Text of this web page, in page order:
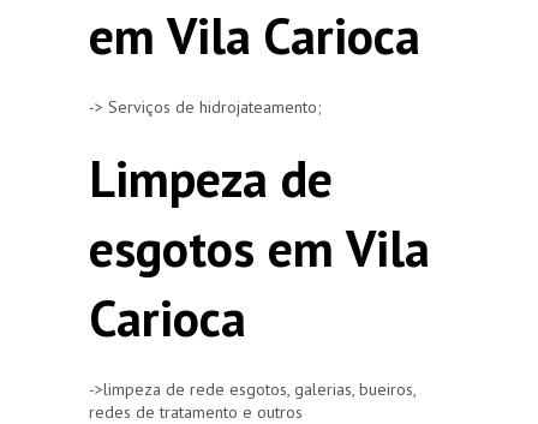
em Vila Carioca
-> Serviços de hidrojateamento;
Limpeza de
esgotos em Vila
Carioca
->limpeza de rede esgotos, galerias, bueiros,
redes de tratamento e outros